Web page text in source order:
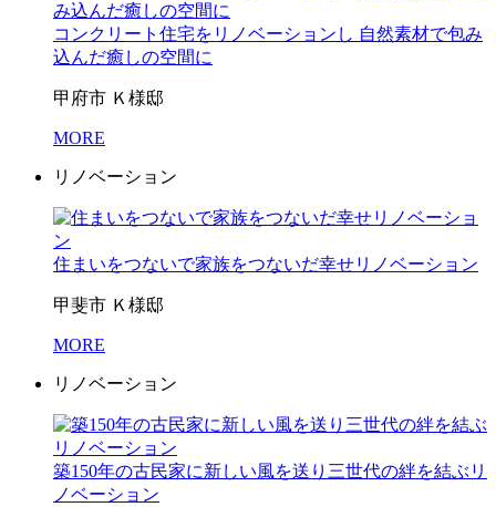
コンクリート住宅をリノベーションし 自然素材で包み
込んだ癒しの空間に
甲府市 Ｋ様邸
MORE
リノベーション
住まいをつないで家族をつないだ幸せリノベーション
甲斐市 Ｋ様邸
MORE
リノベーション
築150年の古民家に新しい風を送り三世代の絆を結ぶリ
ノベーション